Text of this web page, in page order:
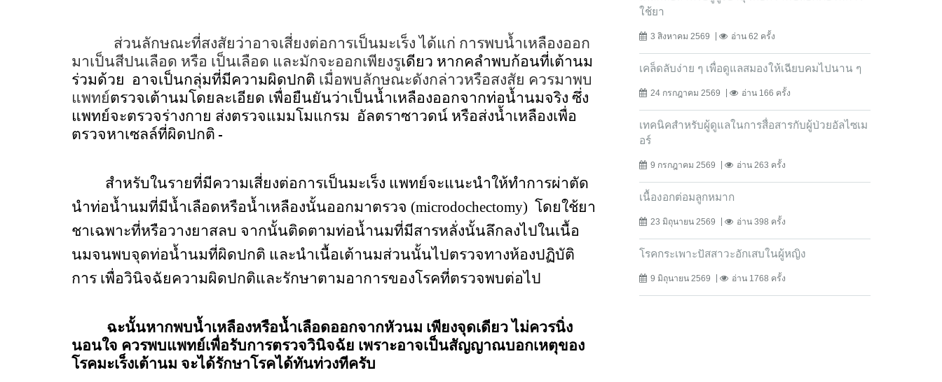
ส่วนลักษณะที่สงสัยว่าอาจเสี่ยงต่อการเป็นมะเร็ง ได้แก่ การพบน้ำเหลืองออก
มาเป็นสีปนเลือด หรือ เป็นเลือด และมักจะออกเพียงรูเดียว หากคลำพบก้อนที่เต้านม
ร่วมด้วย อาจเป็นกลุ่มที่มีความผิดปกติ เมื่อพบลักษณะดังกล่าวหรือสงสัย ควรมาพบ
แพทย์ตรวจเต้านมโดยละเอียด เพื่อยืนยันว่าเป็นน้ำเหลืองออกจากท่อน้ำนมจริง ซึ่ง
แพทย์จะตรวจร่างกาย ส่งตรวจแมมโมแกรม อัลตราซาวดน์ หรือส่งน้ำเหลืองเพื่อ
ตรวจหาเซลล์ที่ผิดปกติ
สำหรับในรายที่มีความเสี่ยงต่อการเป็นมะเร็ง แพทย์จะแนะนำให้ทำการผ่าตัด
นำท่อน้ำนมที่มีน้ำเลือดหรือน้ำเหลืองนั้นออกมาตรวจ (microdochectomy) โดยใช้ยา
ชาเฉพาะที่หรือวางยาสลบ จากนั้นติดตามท่อน้ำนมที่มีสารหลั่งนั้นลึกลงไปในเนื้อ
นมจนพบจุดท่อน้ำนมที่ผิดปกติ และนำเนื้อเต้านมส่วนนั้นไปตรวจทางห้องปฏิบัติ
การ เพื่อวินิจฉัยความผิดปกติและรักษาตามอาการของโรคที่ตรวจพบต่อไป
ฉะนั้นหากพบน้ำเหลืองหรือน้ำเลือดออกจากหัวนม เพียงจุดเดียว ไม่ควรนิ่ง
นอนใจ ควรพบแพทย์เพื่อรับการตรวจวินิจฉัย เพราะอาจเป็นสัญญาณบอกเหตุของ
โรคมะเร็งเต้านม จะได้รักษาโรคได้ทันท่วงทีครับ
ใช้ยา
3 สิงหาคม 2569 อ่าน 62 ครั้ง
เคล็ดลับง่าย ๆ เพื่อดูแลสมองให้เฉียบคมไปนาน ๆ
24 กรกฎาคม 2569 อ่าน 166 ครั้ง
เทคนิคสำหรับผู้ดูแลในการสื่อสารกับผู้ป่วยอัลไซเม
อร์
9 กรกฎาคม 2569 อ่าน 263 ครั้ง
เนื้องอกต่อมลูกหมาก
23 มิถุนายน 2569 อ่าน 398 ครั้ง
โรคกระเพาะปัสสาวะอักเสบในผู้หญิง
9 มิถุนายน 2569 อ่าน 1768 ครั้ง